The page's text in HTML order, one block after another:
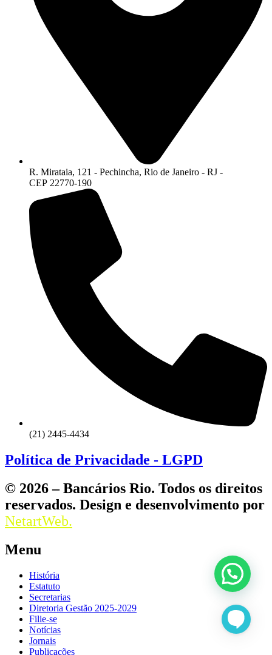
R. Mirataia, 121 - Pechincha, Rio de Janeiro - RJ -
CEP 22770-190
(21) 2445-4434
Política de Privacidade - LGPD
© 2026 – Bancários Rio. Todos os direitos
reservados. Design e desenvolvimento por
NetartWeb.
Menu
História
Estatuto
Secretarias
Diretoria Gestão 2025-2029
Filie-se
Notícias
Jornais
Publicações